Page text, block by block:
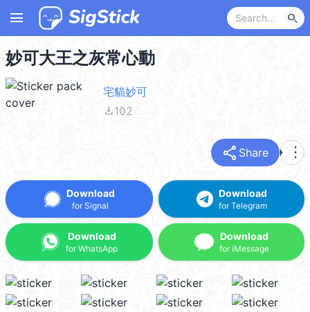
menu search
妙可大王之灰常心動
宅貓妙可
file_download102
share Share more_vert
Download
for Signal
Download
for WhatsApp
Download
for Telegram
Download
for iMessage